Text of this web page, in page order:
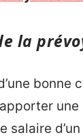
la
bonne
une
salaire